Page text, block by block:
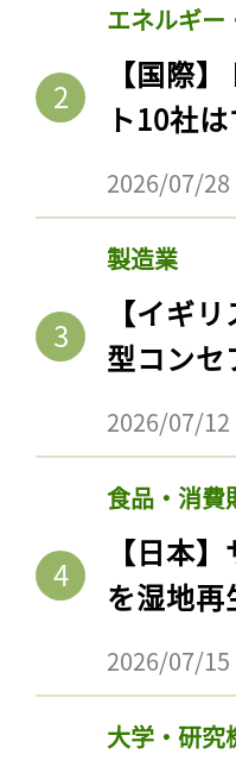
エネルギー
【国際
ト10社
2026/07/28
製造業
【イギ
型コンセ
2026/07/12
食品・消費
【日本
を湿地
2026/07/15
大学・研究